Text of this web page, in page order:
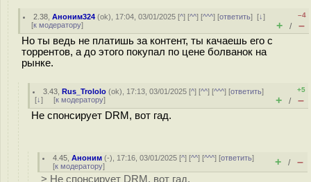
2.38 ,Аноним324 (ok), 17:04, 03/01/2025 [^] [^^] [^^^] [ответить][↓]
[к модератору]
–4
+ / –
Но ты ведь не платишь за контент, ты качаешь его с
торрентов, а до этого покупал по цене болванок на
рынке.
3.43 ,Rus_Trololo (ok), 17:13, 03/01/2025 [^] [^^] [^^^] [ответить]
[↓] [к модератору]
+5
+ / –
Не спонсирует DRM, вот гад.
4.45 ,Аноним (-), 17:16, 03/01/2025 [^] [^^] [^^^] [ответить]
[к модератору] + / –
> Не спонсирует DRM, вот гад.